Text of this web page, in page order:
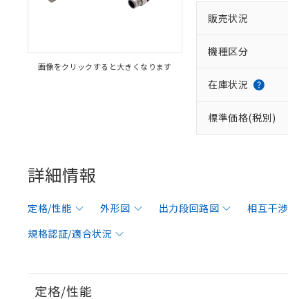
画像をクリックすると大きくなります
販売状況
機種区分
在庫状況
標準価格(税別)
詳細情報
定格/性能 外形図 出力段回路図 相互干渉
規格認証/適合状況
定格/性能